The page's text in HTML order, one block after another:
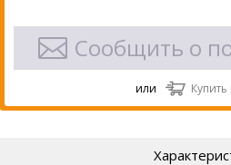
Сообщить о
или Купить